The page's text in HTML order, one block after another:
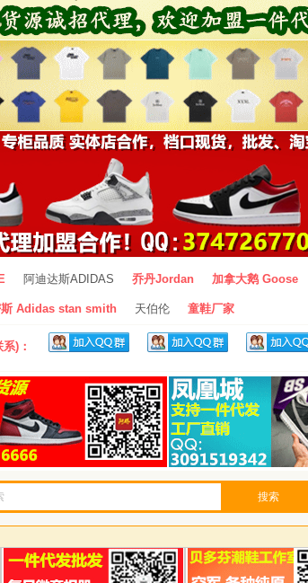
阿迪达斯ADIDAS 乔丹Jordan 加拿大鹅 Goose
斯 Adidas stan smith 天伯伦 童鞋厂家
)：
搜索